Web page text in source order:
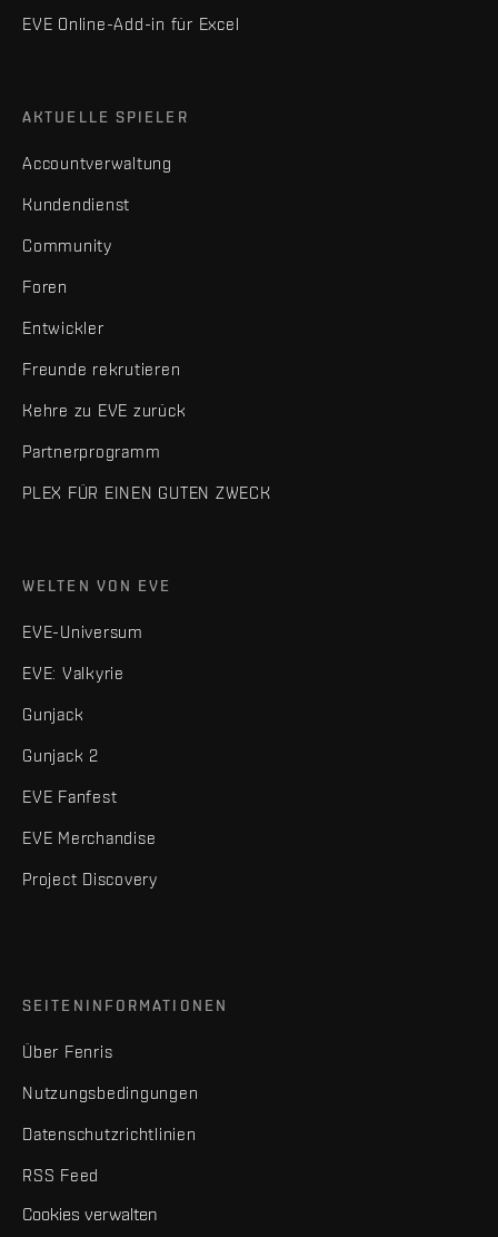
EVE Online-Add-in für Excel
AKTUELLE SPIELER
Accountverwaltung
Kundendienst
Community
Foren
Entwickler
Freunde rekrutieren
Kehre zu EVE zurück
Partnerprogramm
PLEX FÜR EINEN GUTEN ZWECK
WELTEN VON EVE
EVE-Universum
EVE: Valkyrie
Gunjack
Gunjack 2
EVE Fanfest
EVE Merchandise
Project Discovery
SEITENINFORMATIONEN
Über Fenris
Nutzungsbedingungen
Datenschutzrichtlinien
RSS Feed
Cookies verwalten